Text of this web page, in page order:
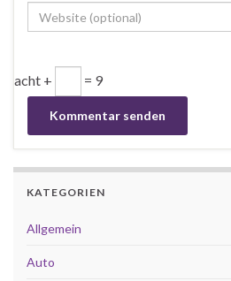
acht + = 9
KATEGORIEN
Allgemein
Auto